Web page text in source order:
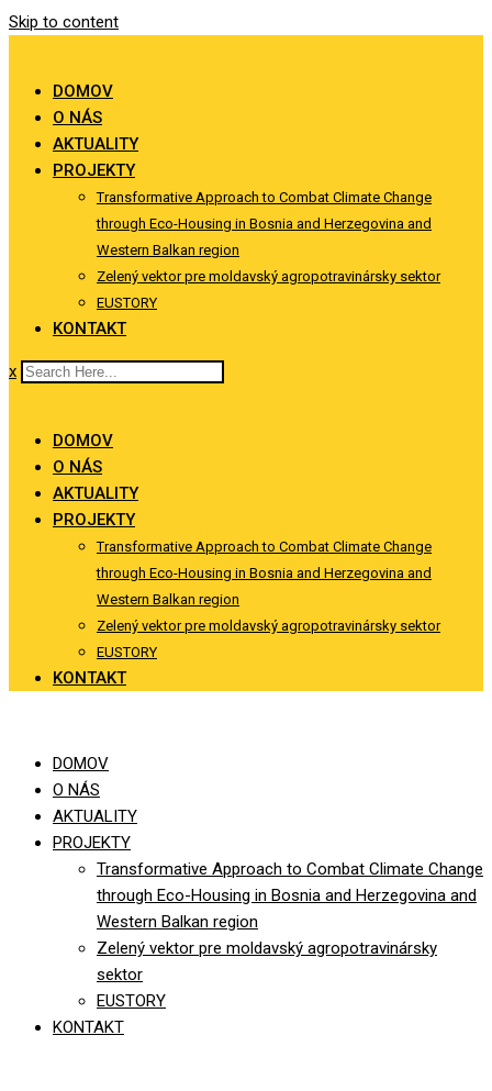
Skip to content
DOMOV
O NÁS
AKTUALITY
PROJEKTY
Transformative Approach to Combat Climate Change
through Eco-Housing in Bosnia and Herzegovina and
Western Balkan region
Zelený vektor pre moldavský agropotravinársky sektor
EUSTORY
KONTAKT
x
DOMOV
O NÁS
AKTUALITY
PROJEKTY
Transformative Approach to Combat Climate Change
through Eco-Housing in Bosnia and Herzegovina and
Western Balkan region
Zelený vektor pre moldavský agropotravinársky sektor
EUSTORY
KONTAKT
DOMOV
O NÁS
AKTUALITY
PROJEKTY
Transformative Approach to Combat Climate Change
through Eco-Housing in Bosnia and Herzegovina and
Western Balkan region
Zelený vektor pre moldavský agropotravinársky
sektor
EUSTORY
KONTAKT